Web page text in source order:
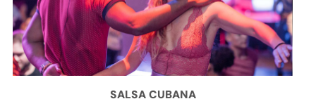
SALSA CUBANA